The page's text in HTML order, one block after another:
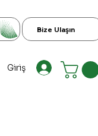
Giriş
Bize Ulaşın